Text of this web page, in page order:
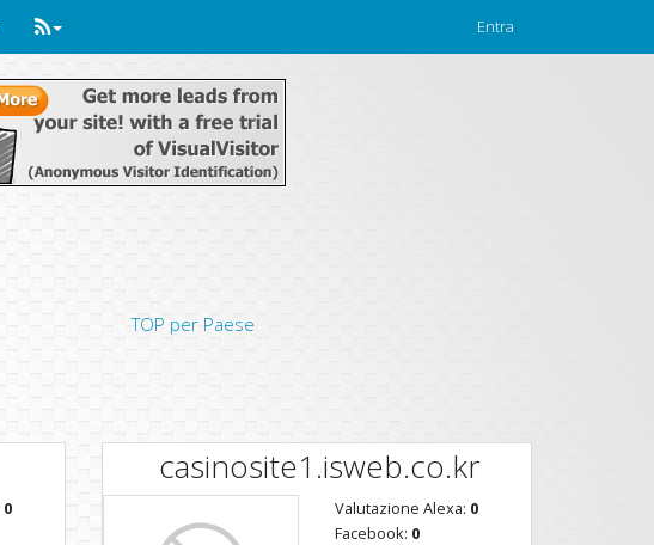
Entra
TOP per Paese
0
casinosite1.isweb.co.kr
Valutazione Alexa: 0
Facebook: 0